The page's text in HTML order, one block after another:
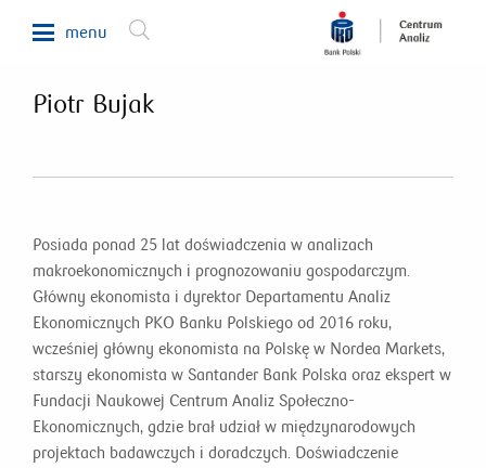
menu
Nieruchomości
Rynki zagraniczne
Fundusze inwestycyjne
Newsletter
800 302 302
Piotr Bujak
Posiada ponad 25 lat doświadczenia w analizach
makroekonomicznych i prognozowaniu gospodarczym.
Główny ekonomista i dyrektor Departamentu Analiz
Ekonomicznych PKO Banku Polskiego od 2016 roku,
wcześniej główny ekonomista na Polskę w Nordea Markets,
starszy ekonomista w Santander Bank Polska oraz ekspert w
Fundacji Naukowej Centrum Analiz Społeczno-
Ekonomicznych, gdzie brał udział w międzynarodowych
projektach badawczych i doradczych. Doświadczenie